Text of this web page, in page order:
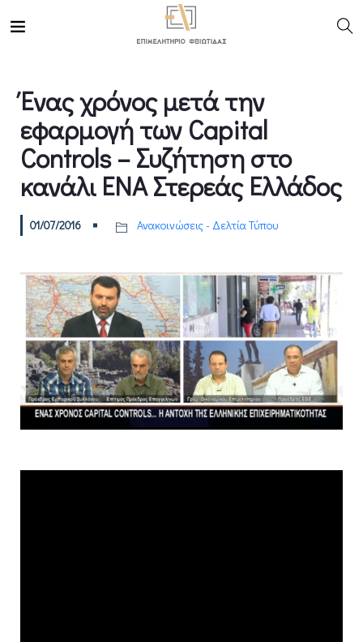
Ένας χρόνος μετά την
εφαρμογή των Capital
Controls – Συζήτηση στο
κανάλι ΕΝΑ Στερεάς Ελλάδος
01/07/2016 Ανακοινώσεις - Δελτία Τύπου